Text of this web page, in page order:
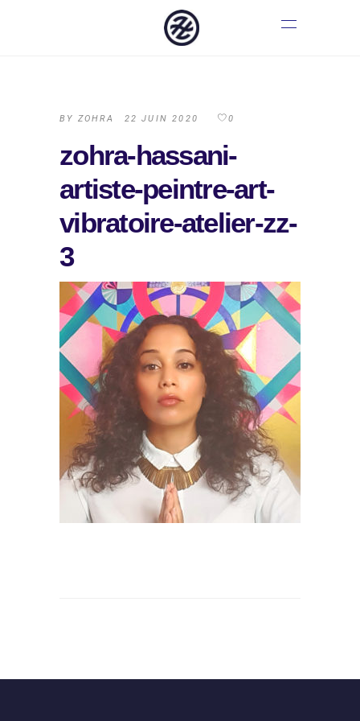
BY ZOHRA 22 JUIN 2020 0
zohra-hassani-
artiste-peintre-art-
vibratoire-atelier-zz-
3